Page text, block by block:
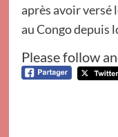
après avoir versé
au Congo depuis
Please follow